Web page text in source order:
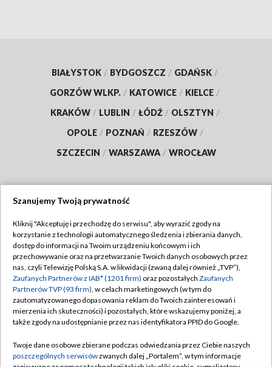
BIAŁYSTOK / BYDGOSZCZ / GDAŃSK /
GORZÓW WLKP. / KATOWICE / KIELCE /
KRAKÓW / LUBLIN / ŁÓDŹ / OLSZTYN /
OPOLE / POZNAŃ / RZESZÓW /
SZCZECIN / WARSZAWA / WROCŁAW
TVP
Abonament TVP
Emisja w TVP
Centrum informacji TVP
Naziemna Telewizja Cyfrowa
Rada Programowa
Regulamin TVP
Polityka prywatności
Moje zgody
Pomoc
Kontakt
Szanujemy Twoją prywatność
Kliknij "Akceptuję i przechodzę do serwisu", aby wyrazić zgody na
korzystanie z technologii automatycznego śledzenia i zbierania danych,
dostęp do informacji na Twoim urządzeniu końcowym i ich
przechowywanie oraz na przetwarzanie Twoich danych osobowych przez
nas, czyli Telewizję Polską S.A. w likwidacji (zwaną dalej również „TVP”),
Zaufanych Partnerów z IAB* (1201 firm) oraz pozostałych Zaufanych
Partnerów TVP (93 firm), w celach marketingowych (w tym do
zautomatyzowanego dopasowania reklam do Twoich zainteresowań i
mierzenia ich skuteczności) i pozostałych, które wskazujemy poniżej, a
także zgody na udostępnianie przez nas identyfikatora PPID do Google.
Twoje dane osobowe zbierane podczas odwiedzania przez Ciebie naszych
poszczególnych serwisówzwanych dalej „Portalem”, w tym informacje